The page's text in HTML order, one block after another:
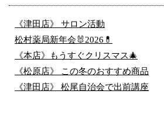
《津田店》 サロン活動
松村薬局新年会🐰2026💊
《本店》もうすぐクリスマス🎄
《松原店》 この冬のおすすめ商品
《津田店》 松尾自治会で出前講座